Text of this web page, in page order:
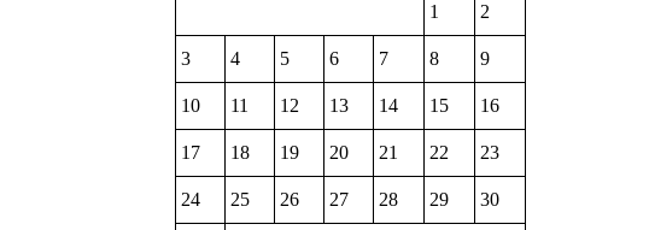
1 2
3 4 5 6 7 8 9
10 11 12 13 14 15 16
17 18 19 20 21 22 23
24 25 26 27 28 29 30